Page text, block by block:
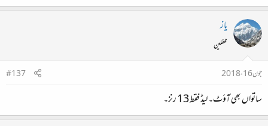
یاز
محفلین
جون 16، 2018
#137
ساتواں بھی آؤٹ۔ لیڈ فقط 13 رنز۔